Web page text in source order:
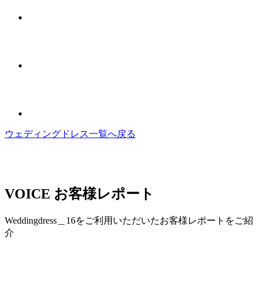
ウェディングドレス一覧へ戻る
VOICE お客様レポート
Weddingdress＿16をご利用いただいたお客様レポートをご紹
介